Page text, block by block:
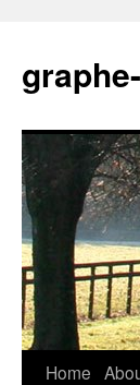
content
Home